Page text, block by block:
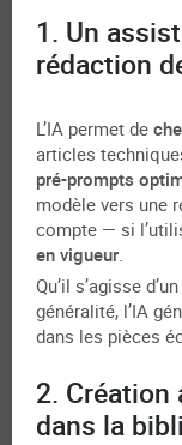
1. Un
rédaction
L’IA permet de
articles
pré-prompts
modèle vers une
compte — si
en vigueur.
Qu’il s’agisse
généralité, l’IA
dans les pièces
2. Création
dans la